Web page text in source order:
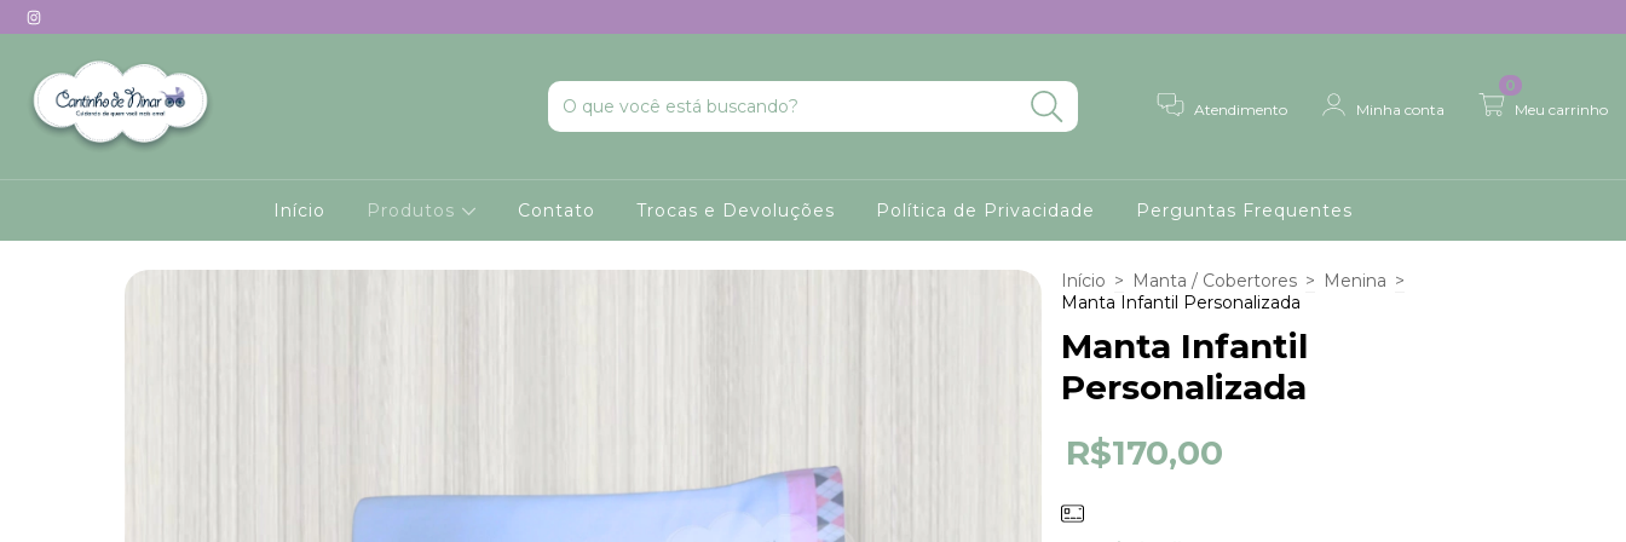
Atendimento Minha conta Meu carrinho
0
Início Produtos Contato Trocas e Devoluções Política de Privacidade Perguntas Frequentes
Início > Manta / Cobertores > Menina >
Manta Infantil Personalizada
Manta Infantil
Personalizada
R$170,00